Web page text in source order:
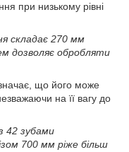
при низькому рівні
складає 270 мм
дозволяє обробляти
що його може
на її вагу до
42 зубами
700 мм ріже більш